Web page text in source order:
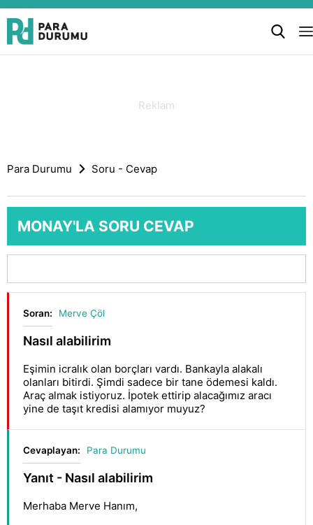
Para Durumu Soru - Cevap
MONAY'LA SORU CEVAP
Soran: Merve Çöl
Nasıl alabilirim
Eşimin icralık olan borçları vardı. Bankayla alakalı
olanları bitirdi. Şimdi sadece bir tane ödemesi kaldı.
Araç almak istiyoruz. İpotek ettirip alacağımız aracı
yine de taşıt kredisi alamıyor muyuz?
Cevaplayan: Para Durumu
Yanıt - Nasıl alabilirim
Merhaba Merve Hanım,